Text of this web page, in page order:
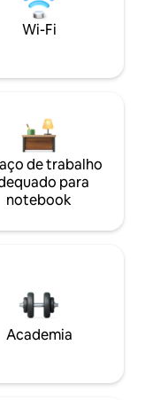
Wi-Fi
de trabalho
para
notebook
Academia